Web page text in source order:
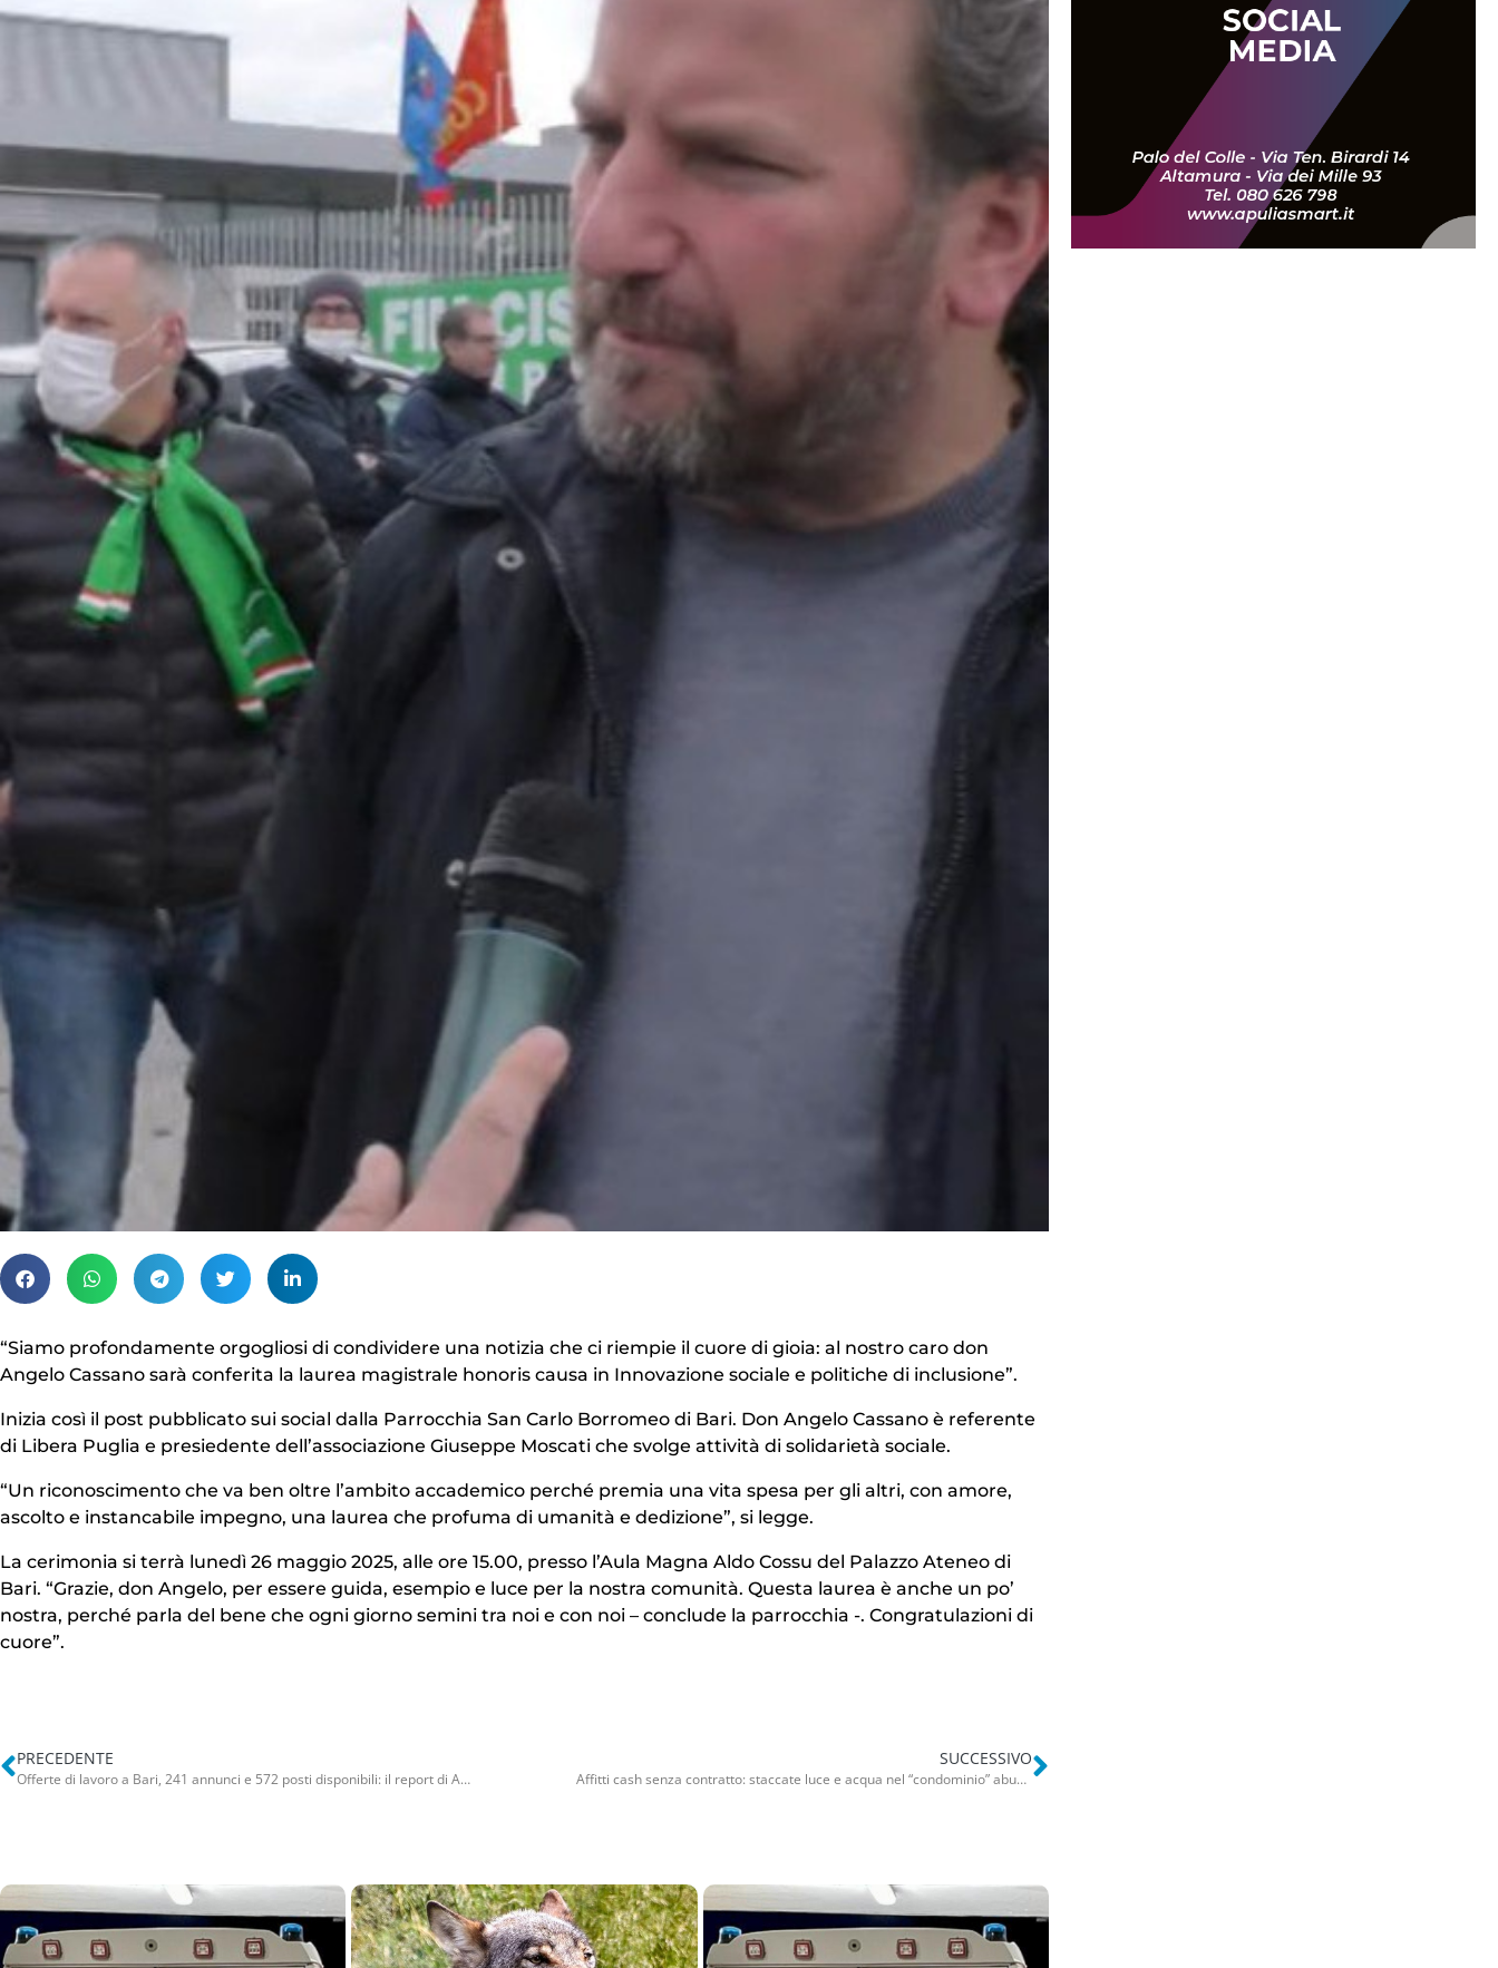
“Siamo profondamente orgogliosi di condividere una notizia che ci riempie il cuore di gioia: al nostro caro don
Angelo Cassano sarà conferita la laurea magistrale honoris causa in Innovazione sociale e politiche di inclusione”.
Inizia così il post pubblicato sui social dalla Parrocchia San Carlo Borromeo di Bari. Don Angelo Cassano è referente
di Libera Puglia e presiedente dell’associazione Giuseppe Moscati che svolge attività di solidarietà sociale.
“Un riconoscimento che va ben oltre l’ambito accademico perché premia una vita spesa per gli altri, con amore,
ascolto e instancabile impegno, una laurea che profuma di umanità e dedizione”, si legge.
La cerimonia si terrà lunedì 26 maggio 2025, alle ore 15.00, presso l’Aula Magna Aldo Cossu del Palazzo Ateneo di
Bari. “Grazie, don Angelo, per essere guida, esempio e luce per la nostra comunità. Questa laurea è anche un po’
nostra, perché parla del bene che ogni giorno semini tra noi e con noi – conclude la parrocchia -. Congratulazioni di
cuore”.
PRECEDENTE
Offerte di lavoro a Bari, 241 annunci e 572 posti disponibili: il report di Arpal Puglia – INFO
SUCCESSIVO
Affitti cash senza contratto: staccate luce e acqua nel “condominio” abusivo con garage abusivo